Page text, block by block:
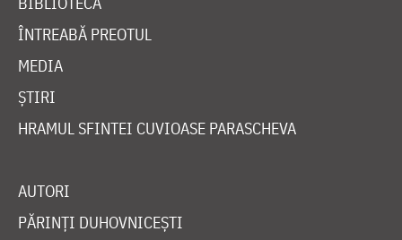
ÎNTREABĂ PREOTUL
MEDIA
ȘTIRI
HRAMUL SFINTEI CUVIOASE PARASCHEVA
AUTORI
PĂRINȚI DUHOVNICEȘTI